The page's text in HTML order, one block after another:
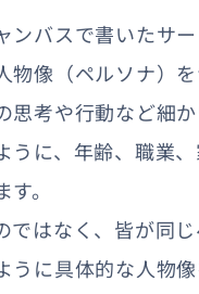
ンバスで書いたサ
像（ペルソナ）を
思考や行動など細
うに、年齢、職業
。
ではなく、皆が同
うに具体的な人物